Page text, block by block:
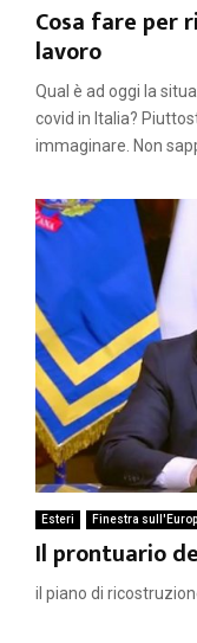
Cosa fare per
lavoro
Qual è ad oggi la
covid in Italia?
immaginare. Non
Esteri Finestra
Il prontuario
il piano di